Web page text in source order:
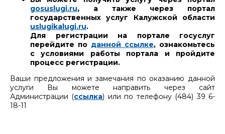
gosuslugi.ru, а также через портал
государственных услуг Калужской области
uslugikalugi.ru.
Для регистрации на портале госуслуг
перейдите по данной ссылке, ознакомьтесь
с условиями работы портала и пройдите
процесс регистрации.
Ваши предложения и замечания по оказанию данной
услуги Вы можете направить через сайт
Администрации (ссылка) или по телефону (484) 39 6-
18-11